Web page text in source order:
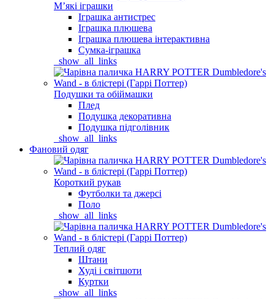
Мʼякі іграшки
Іграшка антистрес
Іграшка плюшева
Іграшка плюшева інтерактивна
Сумка-іграшка
_show_all_links
Подушки та обіймашки
Плед
Подушка декоративна
Подушка підголівник
_show_all_links
Фановий одяг
Короткий рукав
Футболки та джерсі
Поло
_show_all_links
Теплий одяг
Штани
Худі і світшоти
Куртки
_show_all_links